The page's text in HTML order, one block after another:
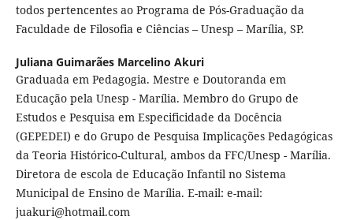
todos pertencentes ao Programa de Pós-Graduação da
Faculdade de Filosofia e Ciências – Unesp – Marília, SP.
Juliana Guimarães Marcelino Akuri
Graduada em Pedagogia. Mestre e Doutoranda em
Educação pela Unesp - Marília. Membro do Grupo de
Estudos e Pesquisa em Especificidade da Docência
(GEPEDEI) e do Grupo de Pesquisa Implicações Pedagógicas
da Teoria Histórico-Cultural, ambos da FFC/Unesp - Marília.
Diretora de escola de Educação Infantil no Sistema
Municipal de Ensino de Marília. E-mail: e-mail:
juakuri@hotmail.com